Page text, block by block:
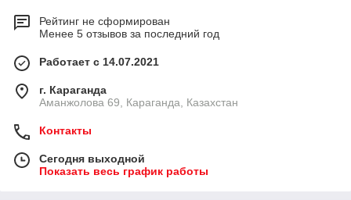
Рейтинг не сформирован
Менее 5 отзывов за последний год
Работает с 14.07.2021
г. Караганда
Аманжолова 69, Караганда, Казахстан
Контакты
Сегодня выходной
Показать весь график работы